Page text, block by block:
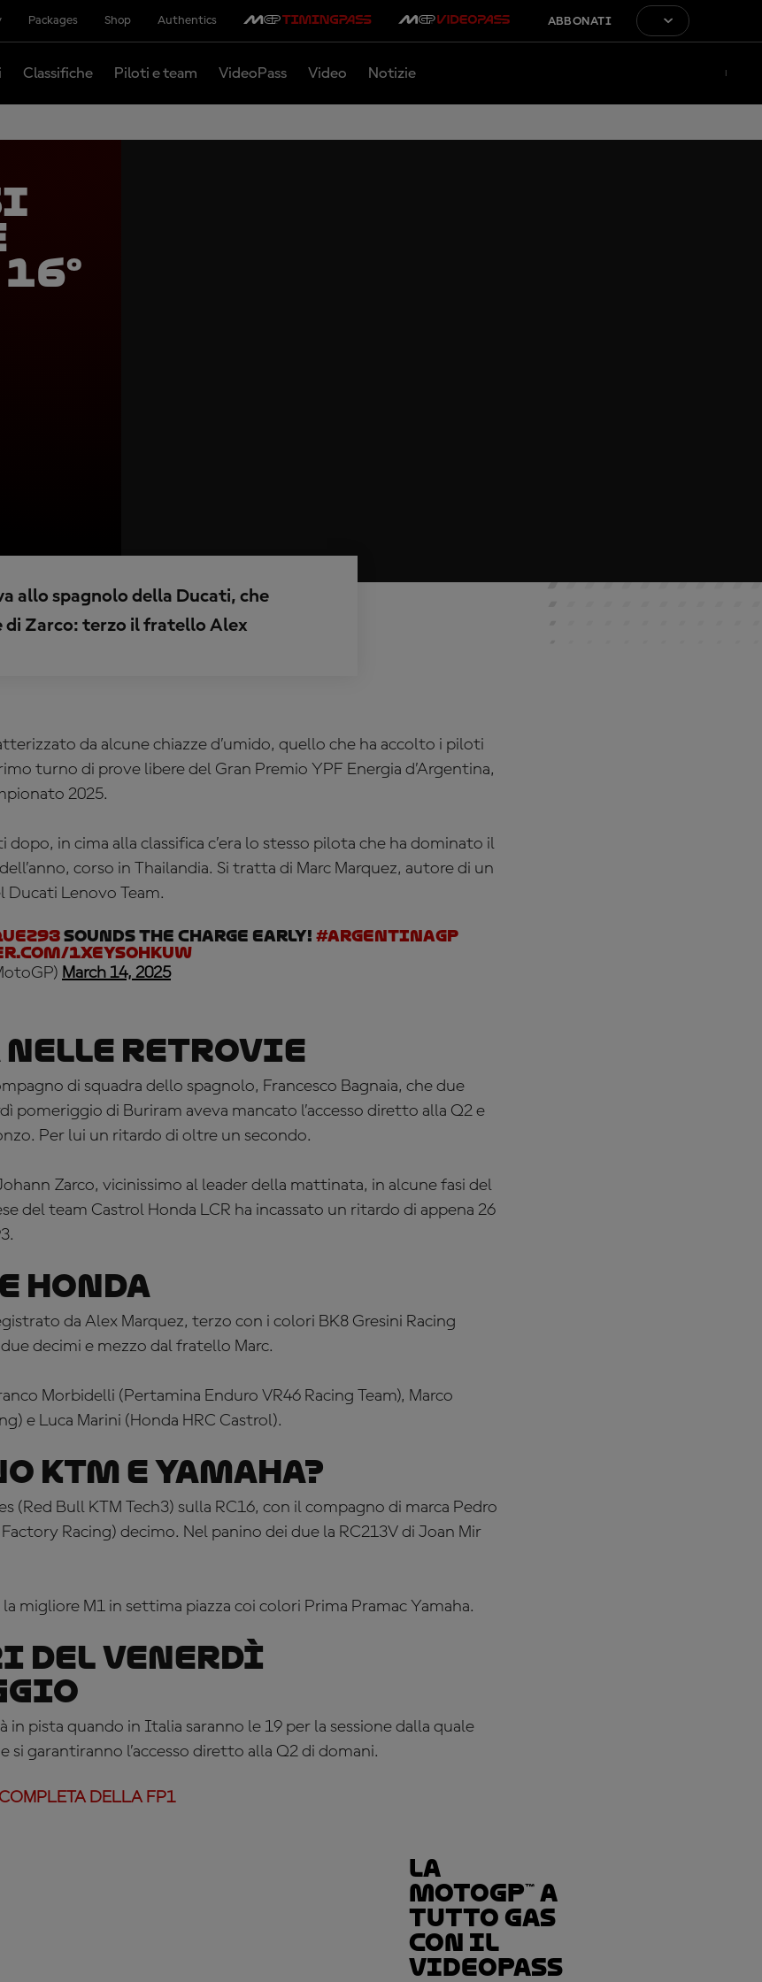
Packages Shop Authentics ABBONATI
Classifiche Piloti e team VideoPass Video Notizie
allo spagnolo della Ducati, che
di Zarco: terzo il fratello Alex
da alcune chiazze d’umido, quello che ha accolto i piloti
turno di prove libere del Gran Premio YPF Energia d’Argentina,
2025.
in cima alla classifica c’era lo stesso pilota che ha dominato il
corso in Thailandia. Si tratta di Marc Marquez, autore di un
Ducati Lenovo Team.
sounds the charge early! #ArgentinaGP
1XEYsOHKuW
March 14, 2025
nelle retrovie
di squadra dello spagnolo, Francesco Bagnaia, che due
pomeriggio di Buriram aveva mancato l’accesso diretto alla Q2 e
Per lui un ritardo di oltre un secondo.
Zarco, vicinissimo al leader della mattinata, in alcune fasi del
del team Castrol Honda LCR ha incassato un ritardo di appena 26
Honda
da Alex Marquez, terzo con i colori BK8 Gresini Racing
decimi e mezzo dal fratello Marc.
Morbidelli (Pertamina Enduro VR46 Racing Team), Marco
e Luca Marini (Honda HRC Castrol).
KTM e Yamaha?
(Red Bull KTM Tech3) sulla RC16, con il compagno di marca Pedro
Racing) decimo. Nel panino dei due la RC213V di Joan Mir
migliore M1 in settima piazza coi colori Prima Pramac Yamaha.
del venerdì
in pista quando in Italia saranno le 19 per la sessione dalla quale
si garantiranno l’accesso diretto alla Q2 di domani.
DELLA FP1
La
MotoGP™ a
tutto gas
con il
VideoPass